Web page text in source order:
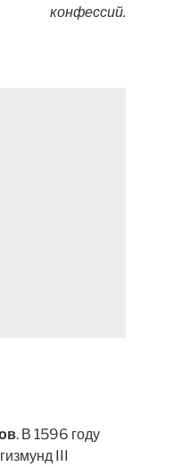
конфессий.
. В 1596 году
III